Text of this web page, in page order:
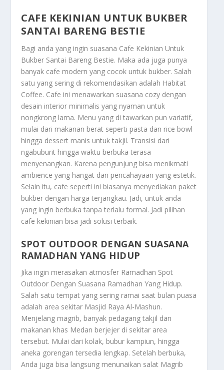
CAFE KEKINIAN UNTUK BUKBER
SANTAI BARENG BESTIE
Bagi anda yang ingin suasana Cafe Kekinian Untuk
Bukber Santai Bareng Bestie. Maka ada juga punya
banyak cafe modern yang cocok untuk bukber. Salah
satu yang sering di rekomendasikan adalah Habitat
Coffee. Cafe ini menawarkan suasana cozy dengan
desain interior minimalis yang nyaman untuk
nongkrong lama. Menu yang di tawarkan pun variatif,
mulai dari makanan berat seperti pasta dan rice bowl
hingga dessert manis untuk takjil. Transisi dari
ngabuburit hingga waktu berbuka terasa
menyenangkan. Karena pengunjung bisa menikmati
ambience yang hangat dan pencahayaan yang estetik.
Selain itu, cafe seperti ini biasanya menyediakan paket
bukber dengan harga terjangkau. Jadi, untuk anda
yang ingin berbuka tanpa terlalu formal. Jadi pilihan
cafe kekinian bisa jadi solusi terbaik.
SPOT OUTDOOR DENGAN SUASANA
RAMADHAN YANG HIDUP
Jika ingin merasakan atmosfer Ramadhan Spot
Outdoor Dengan Suasana Ramadhan Yang Hidup.
Salah satu tempat yang sering ramai saat bulan puasa
adalah area sekitar Masjid Raya Al-Mashun.
Menjelang magrib, banyak pedagang takjil dan
makanan khas Medan berjejer di sekitar area
tersebut. Mulai dari kolak, bubur kampiun, hingga
aneka gorengan tersedia lengkap. Setelah berbuka,
Anda juga bisa langsung menunaikan salat Magrib